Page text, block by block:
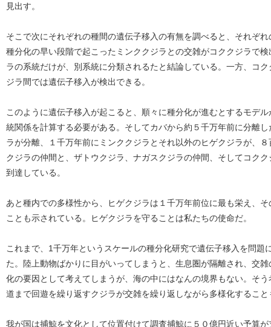
見出す。
そこで次にそれぞれの種間の遺伝子移入の有無を調べると、それぞ
種分化の早い段階で起こったミンククジラとの交雑がコククジラで
ラの系統だけが、別系統に分類されるたと結論している。一方、コ
ジラ間では遺伝子移入が検出できる。
このように遺伝子移入が起こると、順々に種分化が進むとするモデ
統関係を計算する必要がある。そしてカバから約５千万年前に分離
ラが分離、１千万年前にミンククジラとそれ以外のヒゲクジラが、
クジラの仲間と、ザトウクジラ、ナガスクジラの仲間、そしてコク
到達している。
あと種内での多様性から、ヒゲクジラは１千万年前位に最も栄え、
ことも示されている。ヒゲクジラを守ることは私たちの使命だ。
これまで、1千万年というスケールの種分化研究で遺伝子移入を問題
た。陸上動物ばかりに目がいってしまうと、生息圏が隔離され、交
化の要因として考えてしまうが、海の中にはなんの境界もない。そ
道まで回遊を繰り返すクジラが交雑を繰り返しながら多様化するこ
我が国は捕鯨を文化として位置付けて調査捕鯨に５０億円近い予算